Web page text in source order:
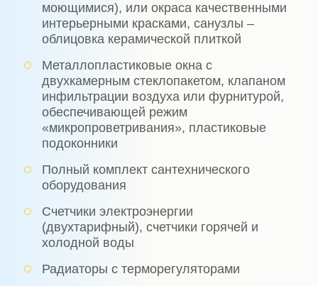
моющимися), или окраса качественными
интерьерными красками, санузлы –
облицовка керамической плиткой
Металлопластиковые окна с
двухкамерным стеклопакетом, клапаном
инфильтрации воздуха или фурнитурой,
обеспечивающей режим
«микропроветривания», пластиковые
подоконники
Полный комплект сантехнического
оборудования
Счетчики электроэнергии
(двухтарифный), счетчики горячей и
холодной воды
Радиаторы с терморегуляторами